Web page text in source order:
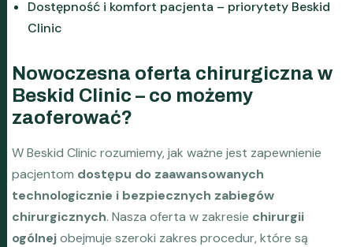
Dostępność i komfort pacjenta – priorytety Beskid
Clinic
Nowoczesna oferta chirurgiczna w
Beskid Clinic – co możemy
zaoferować?
W Beskid Clinic rozumiemy, jak ważne jest zapewnienie
pacjentom dostępu do zaawansowanych
technologicznie i bezpiecznych zabiegów
chirurgicznych. Nasza oferta w zakresie chirurgii
ogólnejobejmuje szeroki zakres procedur, które są